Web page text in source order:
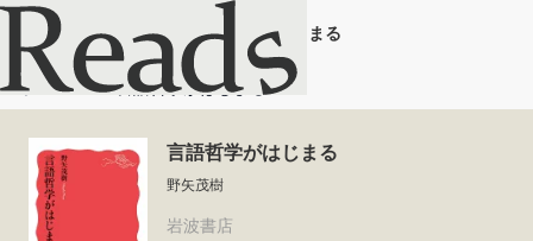
言語哲学がはじまる
ホーム 言語哲学がはじまる
言語哲学がはじまる
野矢茂樹
岩波書店